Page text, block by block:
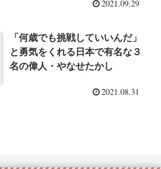
2021.09.29
「何歳でも挑戦していいんだ」
と勇気をくれる日本で有名な３
名の偉人・やなせたかし
2021.08.31